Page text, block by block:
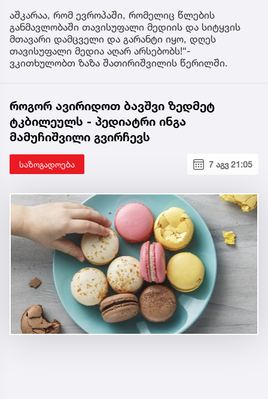
აშკარაა, რომ ევროპაში, რომელიც წლების
განმავლობაში თავისუფალი მედიის და სიტყვის
მთავარი დამცველი და გარანტი იყო, დღეს
თავისუფალი მედია აღარ არსებობს!“-
ვკითხულობთ ზაზა შათირიშვილის წერილში.
როგორ ავირიდოთ ბავშვი ზედმეტ
ტკბილეულს - პედიატრი ინგა
მამუჩიშვილი გვირჩევს
საზოგადოება 7 აგვ 21:05